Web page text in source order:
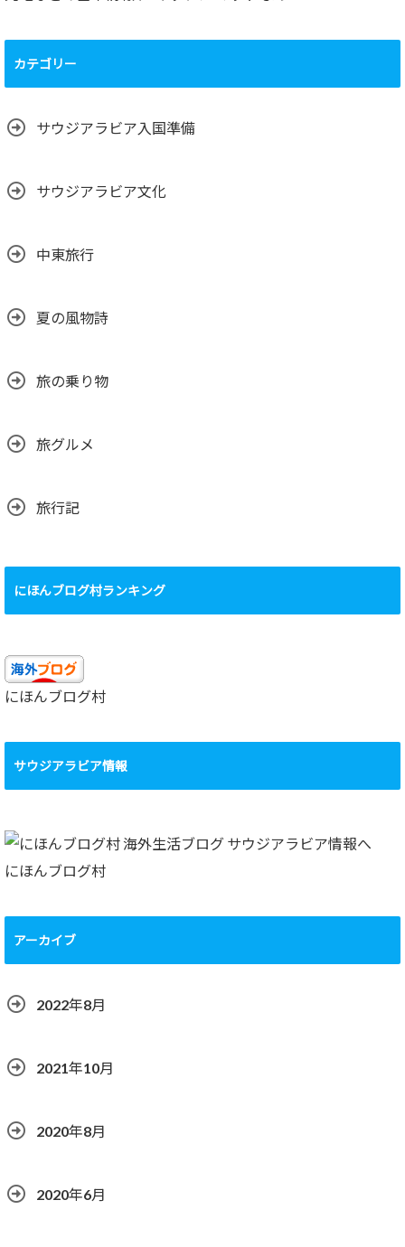
カテゴリー
サウジアラビア入国準備
サウジアラビア文化
中東旅行
夏の風物詩
旅の乗り物
旅グルメ
旅行記
にほんブログ村ランキング
にほんブログ村
サウジアラビア情報
にほんブログ村
アーカイブ
2022年8月
2021年10月
2020年8月
2020年6月